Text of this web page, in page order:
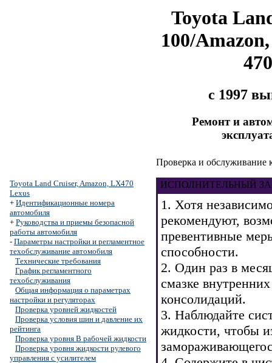
Toyota
100/
470
с 1997
Ремонт и
Toyota Land Cruiser, Amazon, LX470
Lexus
+ Идентификационные номера
автомобиля
+ Руководства и приемы безопасной
работы автомобиля
- Параметры настройки и регламентное
техобслуживание автомобиля
Технические требования
График регламентного
техобслуживания
Общая информация о параметрах
настройки и регуляторах
Проверка уровней жидкостей
Проверка условия шин и давление их
рейтинга
Проверка уровня В рабочей жидкости
Проверка уровня жидкости рулевого
управления с усилителем
Проверка и обслуживание
ИСПОЛНИТЕЛЬНЫЙ
1. Хотя
рекомендуют,
превентивные
способности.
2. Один раз в
смазке
консолидаций.
3. Наблюдайте
жидкости, чтобы